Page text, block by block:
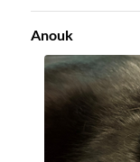
Anouk